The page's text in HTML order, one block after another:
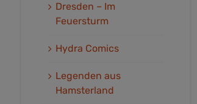
Dresden – Im
Feuersturm
Hydra Comics
Legenden aus
Hamsterland